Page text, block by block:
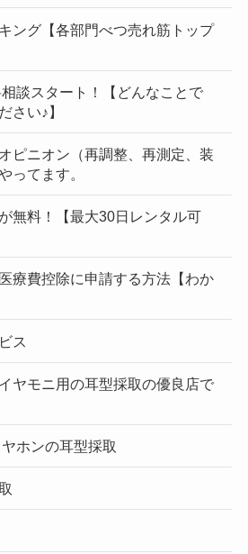
ング【各部門べつ売れ筋トップ
談スタート！【どんなことで
さい♪】
ピニオン（再調整、再測定、装
ってます。
無料！【最大30日レンタル可
療費控除に申請する方法【わか
ス
ヤモニ用の耳型採取の優良店で
ホンの耳型採取